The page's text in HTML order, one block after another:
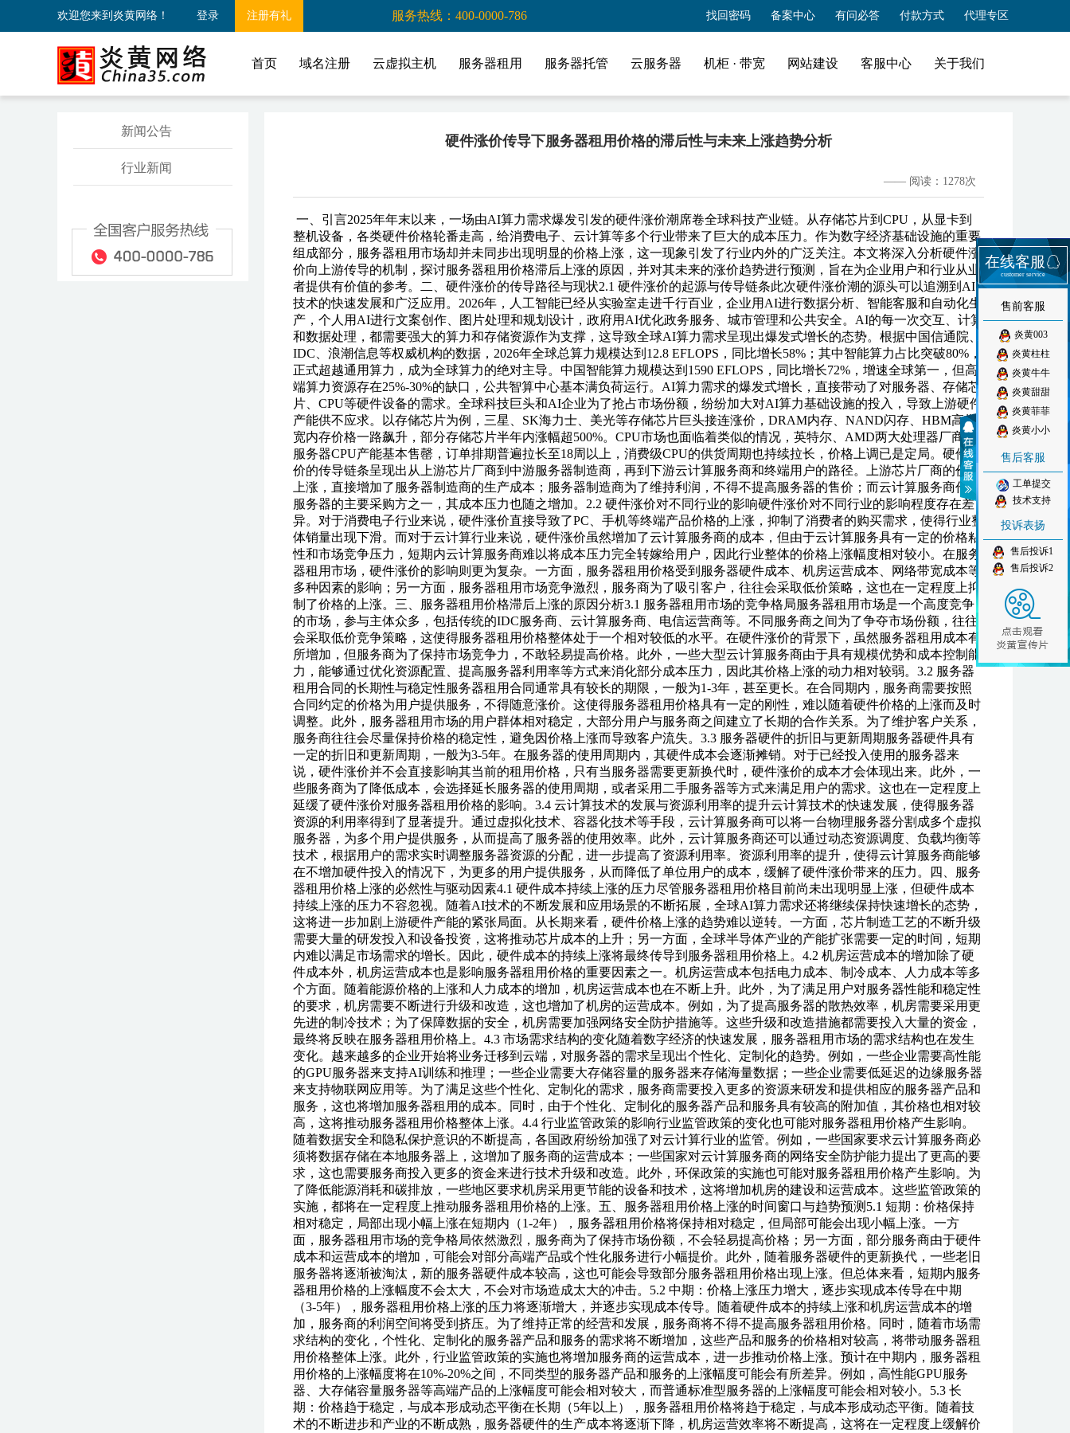
欢迎您来到炎黄网络！ 登录 注册有礼 服务热线：400-0000-786 代理专区
付款方式
有问必答
备案中心
找回密码
首页 域名注册 云虚拟主机 服务器租用 服务器托管 云服务器 机柜 · 带宽 网站建设 客服中心 关于我们
新闻公告
行业新闻
硬件涨价传导下服务器租用价格的滞后性与未来上涨趋势分析
—— 阅读：1278次
一、引言2025年年末以来，一场由AI算力需求爆发引发的硬件涨价潮席卷全球科技产业链。从存储芯片到CPU，从显卡到
整机设备，各类硬件价格轮番走高，给消费电子、云计算等多个行业带来了巨大的成本压力。作为数字经济基础设施的重要
组成部分，服务器租用市场却并未同步出现明显的价格上涨，这一现象引发了行业内外的广泛关注。本文将深入分析硬件涨
价向上游传导的机制，探讨服务器租用价格滞后上涨的原因，并对其未来的涨价趋势进行预测，旨在为企业用户和行业从业
者提供有价值的参考。二、硬件涨价的传导路径与现状2.1 硬件涨价的起源与传导链条此次硬件涨价潮的源头可以追溯到AI
技术的快速发展和广泛应用。2026年，人工智能已经从实验室走进千行百业，企业用AI进行数据分析、智能客服和自动化生
产，个人用AI进行文案创作、图片处理和规划设计，政府用AI优化政务服务、城市管理和公共安全。AI的每一次交互、计算
和数据处理，都需要强大的算力和存储资源作为支撑，这导致全球AI算力需求呈现出爆发式增长的态势。根据中国信通院、
IDC、浪潮信息等权威机构的数据，2026年全球总算力规模达到12.8 EFLOPS，同比增长58%；其中智能算力占比突破80%，
正式超越通用算力，成为全球算力的绝对主导。中国智能算力规模达到1590 EFLOPS，同比增长72%，增速全球第一，但高
端算力资源存在25%-30%的缺口，公共智算中心基本满负荷运行。AI算力需求的爆发式增长，直接带动了对服务器、存储芯
片、CPU等硬件设备的需求。全球科技巨头和AI企业为了抢占市场份额，纷纷加大对AI算力基础设施的投入，导致上游硬件
产能供不应求。以存储芯片为例，三星、SK海力士、美光等存储芯片巨头接连涨价，DRAM内存、NAND闪存、HBM高带
宽内存价格一路飙升，部分存储芯片半年内涨幅超500%。CPU市场也面临着类似的情况，英特尔、AMD两大处理器厂商的
服务器CPU产能基本售罄，订单排期普遍拉长至18周以上，消费级CPU的供货周期也持续拉长，价格上调已是定局。硬件涨
价的传导链条呈现出从上游芯片厂商到中游服务器制造商，再到下游云计算服务商和终端用户的路径。上游芯片厂商的价格
上涨，直接增加了服务器制造商的生产成本；服务器制造商为了维持利润，不得不提高服务器的售价；而云计算服务商作为
服务器的主要采购方之一，其成本压力也随之增加。2.2 硬件涨价对不同行业的影响硬件涨价对不同行业的影响程度存在差
异。对于消费电子行业来说，硬件涨价直接导致了PC、手机等终端产品价格的上涨，抑制了消费者的购买需求，使得行业整
体销量出现下滑。而对于云计算行业来说，硬件涨价虽然增加了云计算服务商的成本，但由于云计算服务具有一定的价格粘
性和市场竞争压力，短期内云计算服务商难以将成本压力完全转嫁给用户，因此行业整体的价格上涨幅度相对较小。在服务
器租用市场，硬件涨价的影响则更为复杂。一方面，服务器租用价格受到服务器硬件成本、机房运营成本、网络带宽成本等
多种因素的影响；另一方面，服务器租用市场竞争激烈，服务商为了吸引客户，往往会采取低价策略，这也在一定程度上抑
制了价格的上涨。三、服务器租用价格滞后上涨的原因分析3.1 服务器租用市场的竞争格局服务器租用市场是一个高度竞争
的市场，参与主体众多，包括传统的IDC服务商、云计算服务商、电信运营商等。不同服务商之间为了争夺市场份额，往往
会采取低价竞争策略，这使得服务器租用价格整体处于一个相对较低的水平。在硬件涨价的背景下，虽然服务器租用成本有
所增加，但服务商为了保持市场竞争力，不敢轻易提高价格。此外，一些大型云计算服务商由于具有规模优势和成本控制能
力，能够通过优化资源配置、提高服务器利用率等方式来消化部分成本压力，因此其价格上涨的动力相对较弱。3.2 服务器
租用合同的长期性与稳定性服务器租用合同通常具有较长的期限，一般为1-3年，甚至更长。在合同期内，服务商需要按照
合同约定的价格为用户提供服务，不得随意涨价。这使得服务器租用价格具有一定的刚性，难以随着硬件价格的上涨而及时
调整。此外，服务器租用市场的用户群体相对稳定，大部分用户与服务商之间建立了长期的合作关系。为了维护客户关系，
服务商往往会尽量保持价格的稳定性，避免因价格上涨而导致客户流失。3.3 服务器硬件的折旧与更新周期服务器硬件具有
一定的折旧和更新周期，一般为3-5年。在服务器的使用周期内，其硬件成本会逐渐摊销。对于已经投入使用的服务器来
说，硬件涨价并不会直接影响其当前的租用价格，只有当服务器需要更新换代时，硬件涨价的成本才会体现出来。此外，一
些服务商为了降低成本，会选择延长服务器的使用周期，或者采用二手服务器等方式来满足用户的需求。这也在一定程度上
延缓了硬件涨价对服务器租用价格的影响。3.4 云计算技术的发展与资源利用率的提升云计算技术的快速发展，使得服务器
资源的利用率得到了显著提升。通过虚拟化技术、容器化技术等手段，云计算服务商可以将一台物理服务器分割成多个虚拟
服务器，为多个用户提供服务，从而提高了服务器的使用效率。此外，云计算服务商还可以通过动态资源调度、负载均衡等
技术，根据用户的需求实时调整服务器资源的分配，进一步提高了资源利用率。资源利用率的提升，使得云计算服务商能够
在不增加硬件投入的情况下，为更多的用户提供服务，从而降低了单位用户的成本，缓解了硬件涨价带来的压力。四、服务
器租用价格上涨的必然性与驱动因素4.1 硬件成本持续上涨的压力尽管服务器租用价格目前尚未出现明显上涨，但硬件成本
持续上涨的压力不容忽视。随着AI技术的不断发展和应用场景的不断拓展，全球AI算力需求还将继续保持快速增长的态势，
这将进一步加剧上游硬件产能的紧张局面。从长期来看，硬件价格上涨的趋势难以逆转。一方面，芯片制造工艺的不断升级
需要大量的研发投入和设备投资，这将推动芯片成本的上升；另一方面，全球半导体产业的产能扩张需要一定的时间，短期
内难以满足市场需求的增长。因此，硬件成本的持续上涨将最终传导到服务器租用价格上。4.2 机房运营成本的增加除了硬
件成本外，机房运营成本也是影响服务器租用价格的重要因素之一。机房运营成本包括电力成本、制冷成本、人力成本等多
个方面。随着能源价格的上涨和人力成本的增加，机房运营成本也在不断上升。此外，为了满足用户对服务器性能和稳定性
的要求，机房需要不断进行升级和改造，这也增加了机房的运营成本。例如，为了提高服务器的散热效率，机房需要采用更
先进的制冷技术；为了保障数据的安全，机房需要加强网络安全防护措施等。这些升级和改造措施都需要投入大量的资金，
最终将反映在服务器租用价格上。4.3 市场需求结构的变化随着数字经济的快速发展，服务器租用市场的需求结构也在发生
变化。越来越多的企业开始将业务迁移到云端，对服务器的需求呈现出个性化、定制化的趋势。例如，一些企业需要高性能
的GPU服务器来支持AI训练和推理；一些企业需要大存储容量的服务器来存储海量数据；一些企业需要低延迟的边缘服务器
来支持物联网应用等。为了满足这些个性化、定制化的需求，服务商需要投入更多的资源来研发和提供相应的服务器产品和
服务，这也将增加服务器租用的成本。同时，由于个性化、定制化的服务器产品和服务具有较高的附加值，其价格也相对较
高，这将推动服务器租用价格整体上涨。4.4 行业监管政策的影响行业监管政策的变化也可能对服务器租用价格产生影响。
随着数据安全和隐私保护意识的不断提高，各国政府纷纷加强了对云计算行业的监管。例如，一些国家要求云计算服务商必
须将数据存储在本地服务器上，这增加了服务商的运营成本；一些国家对云计算服务商的网络安全防护能力提出了更高的要
求，这也需要服务商投入更多的资金来进行技术升级和改造。此外，环保政策的实施也可能对服务器租用价格产生影响。为
了降低能源消耗和碳排放，一些地区要求机房采用更节能的设备和技术，这将增加机房的建设和运营成本。这些监管政策的
实施，都将在一定程度上推动服务器租用价格的上涨。五、服务器租用价格上涨的时间窗口与趋势预测5.1 短期：价格保持
相对稳定，局部出现小幅上涨在短期内（1-2年），服务器租用价格将保持相对稳定，但局部可能会出现小幅上涨。一方
面，服务器租用市场的竞争格局依然激烈，服务商为了保持市场份额，不会轻易提高价格；另一方面，部分服务商由于硬件
成本和运营成本的增加，可能会对部分高端产品或个性化服务进行小幅提价。此外，随着服务器硬件的更新换代，一些老旧
服务器将逐渐被淘汰，新的服务器硬件成本较高，这也可能会导致部分服务器租用价格出现上涨。但总体来看，短期内服务
器租用价格的上涨幅度不会太大，不会对市场造成太大的冲击。5.2 中期：价格上涨压力增大，逐步实现成本传导在中期
（3-5年），服务器租用价格上涨的压力将逐渐增大，并逐步实现成本传导。随着硬件成本的持续上涨和机房运营成本的增
加，服务商的利润空间将受到挤压。为了维持正常的经营和发展，服务商将不得不提高服务器租用价格。同时，随着市场需
求结构的变化，个性化、定制化的服务器产品和服务的需求将不断增加，这些产品和服务的价格相对较高，将带动服务器租
用价格整体上涨。此外，行业监管政策的实施也将增加服务商的运营成本，进一步推动价格上涨。预计在中期内，服务器租
用价格的上涨幅度将在10%-20%之间，不同类型的服务器产品和服务的上涨幅度可能会有所差异。例如，高性能GPU服务
器、大存储容量服务器等高端产品的上涨幅度可能会相对较大，而普通标准型服务器的上涨幅度可能会相对较小。5.3 长
期：价格趋于稳定，与成本形成动态平衡在长期（5年以上），服务器租用价格将趋于稳定，与成本形成动态平衡。随着技
术的不断进步和产业的不断成熟，服务器硬件的生产成本将逐渐下降，机房运营效率将不断提高，这将在一定程度上缓解价
在线客服
customer service
售前客服
炎黄003
炎黄柱柱
炎黄牛牛
炎黄甜甜
炎黄菲菲
炎黄小小
售后客服
工单提交
技术支持
投诉表扬
售后投诉1
售后投诉2